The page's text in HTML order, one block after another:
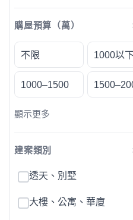
購屋預算（萬）
不限 1000以
1000–1500
顯示更多
建案類別
透天、別墅
大樓、公寓、華廈